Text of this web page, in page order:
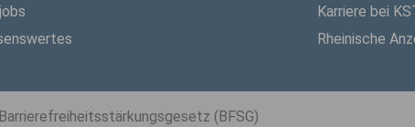
Karriere bei
Rheinische
Barrierefreiheitsstärkungsgesetz (BFSG)